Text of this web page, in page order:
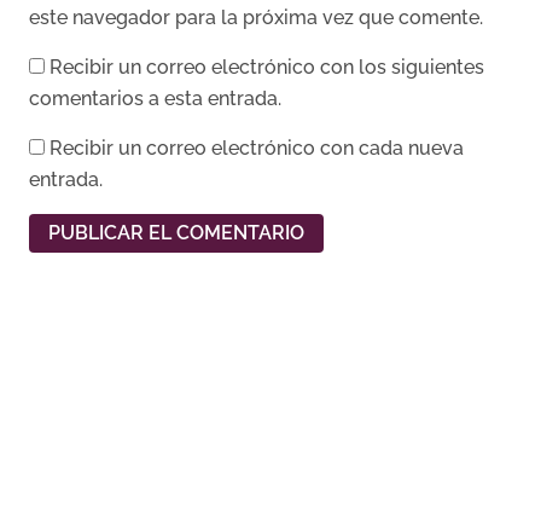
este navegador para la próxima vez que comente.
Recibir un correo electrónico con los siguientes
comentarios a esta entrada.
Recibir un correo electrónico con cada nueva
entrada.